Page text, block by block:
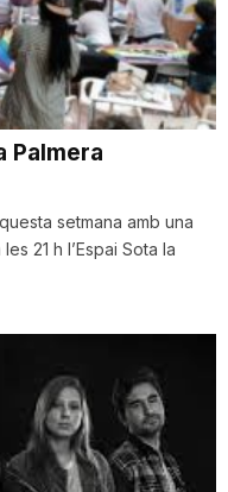
Palmera
setmana amb una
21 h l’Espai Sota la